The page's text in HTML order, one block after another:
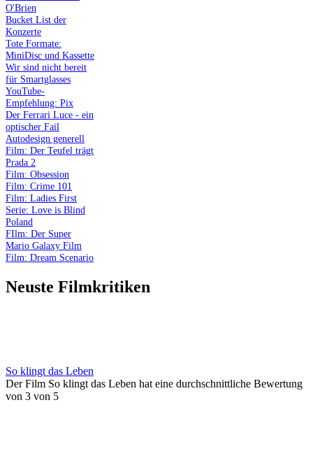
O'Brien
Bucket List der
Konzerte
Tote Formate:
MiniDisc und Kassette
Wir sind nicht bereit
für Smartglasses
YouTube-
Empfehlung: Pix
Der Ferrari Luce - ein
optischer Fail
Autodesign generell
Film: Der Teufel trägt
Prada 2
Film: Obsession
Film: Crime 101
Film: Ladies First
Serie: Love is Blind
Poland
FIlm: Der Super
Mario Galaxy Film
Film: Dream Scenario
Neuste Filmkritiken
So klingt das Leben
Der Film So klingt das Leben hat eine durchschnittliche Bewertung
von 3 von 5